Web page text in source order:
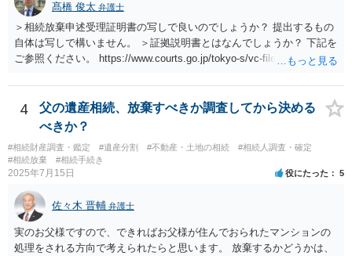
髙橋 俊太 弁護士
＞相続放棄申述受理証明書の写しで良いのでしょうか？ 提出するもの
自体は写しで構いません。 ＞証拠説明書とはなんでしょうか？ 下記を
ご参照ください。 https://www.courts.go.jp/tokyo-s/vc-files/tokyo-s/file/
4
父の遺産相続、放棄すべきか調査してから決める
べきか？
#相続財産調査・鑑定 #遺産分割 #不動産・土地の相続
#相続人調査・確定
#相続放棄
#相続手続き
2025年7月15日 役にたった 5
佐々木 晋輔 弁護士
実のお父様ですので、できればお父様が住んでおられたマンションの
処理をされる方向で考えられたらと思います。 放棄するかどうかは、